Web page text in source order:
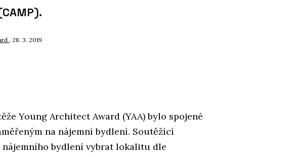
, 28. 3. 2019
Young Architect Award (YAA) bylo spojené
na nájemní bydlení. Soutěžící
bydlení vybrat lokalitu dle